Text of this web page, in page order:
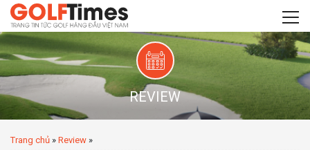
REVIEW
Trang chủ » Review »